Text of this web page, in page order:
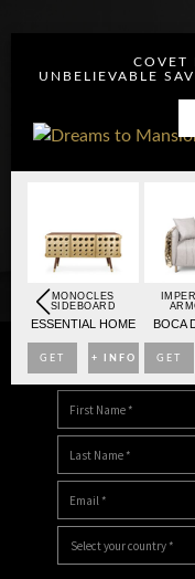
COVET
UNBELIEVABLE
MONOCLES
SIDEBOARD
ESSENTIAL HOME
GET
PRICE
+ INFO
>
BOCA
GET
PRICE
DOWNLOAD